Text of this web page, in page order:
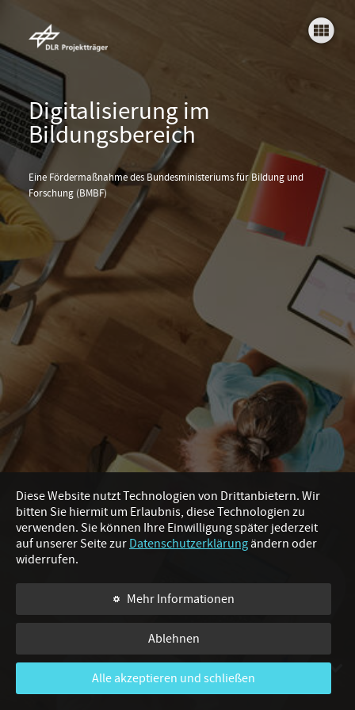
Einleitung
Digitalisierung im
Bildungsbereich
Eine Fördermaßnahme des Bundesministeriums für Bildung und
Forschung (BMBF)
Projekte
Die Projekte
Die Inhalte
Die Ergebnisse
Die Links
Scaffoldingmaßnahmen
Diese Website nutzt Technologien von Drittanbietern. Wir
bitten Sie hiermit um Erlaubnis, diese Technologien zu
verwenden. Sie können Ihre Einwilligung später jederzeit
auf unserer Seite zur Datenschutzerklärung ändern oder
widerrufen.
Mehr Informationen
Ablehnen
Alle akzeptieren und schließen